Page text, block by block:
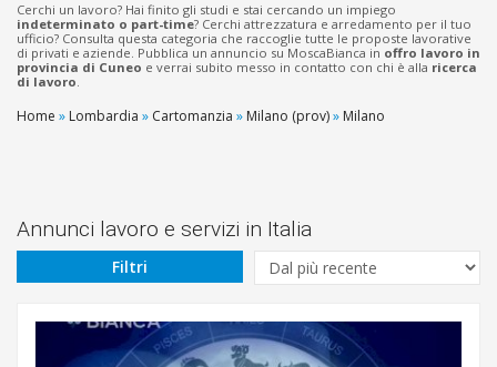
Cerchi un lavoro? Hai finito gli studi e stai cercando un impiego
indeterminato o part-time? Cerchi attrezzatura e arredamento per il tuo
ufficio? Consulta questa categoria che raccoglie tutte le proposte lavorative
di privati e aziende. Pubblica un annuncio su MoscaBianca in offro lavoro in
provincia di Cuneo e verrai subito messo in contatto con chi è alla ricerca
di lavoro.
€
A
Home » Lombardia » Cartomanzia » Milano (prov)» Milano
Annunci lavoro e servizi in Italia
Filtri